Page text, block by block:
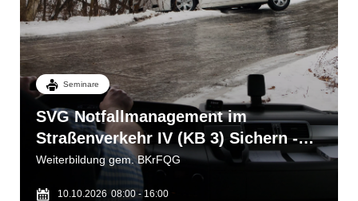
Seminare
SVG Notfallmanagement im
Straßenverkehr IV (KB 3) Sichern -
bergen - helfen
Weiterbildung gem. BKrFQG
10.10.2026 08:00 - 16:00